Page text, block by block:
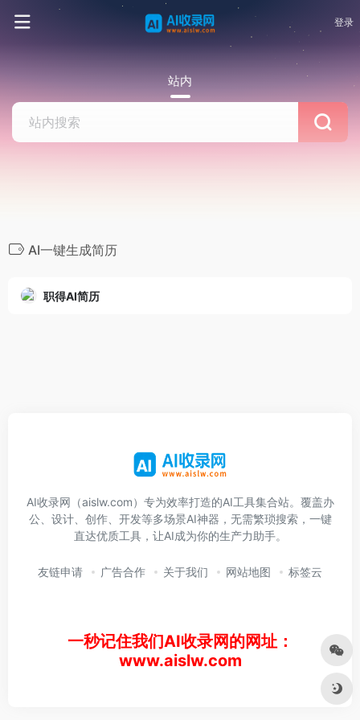
登录
站内
AI一键生成简历
职得AI简历
AI收录网（aislw.com）专为效率打造的AI工具集合站。覆盖办
公、设计、创作、开发等多场景AI神器，无需繁琐搜索，一键
直达优质工具，让AI成为你的生产力助手。
友链申请 广告合作 关于我们 网站地图 标签云
一秒记住我们AI收录网的网址：
www.aislw.com